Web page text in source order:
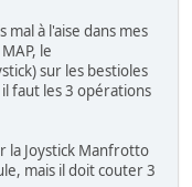
mal à l'aise dans mes
le
sur les bestioles
faut les 3 opérations
la Joystick Manfrotto
mais il doit couter 3